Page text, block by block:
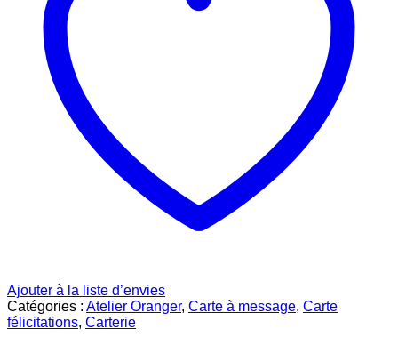
Ajouter à la liste d’envies
Catégories : Atelier Oranger, Carte à message, Carte
félicitations, Carterie